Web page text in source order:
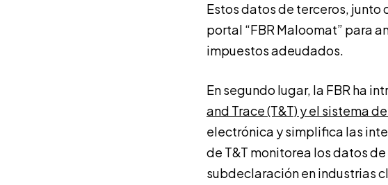
Estos datos de terceros, junto
portal “FBR Maloomat” para
impuestos adeudados.
En segundo lugar, la FBR ha
and Trace (T&T) y el sistema
electrónica y simplifica las
de T&T monitorea los datos
subdeclaración en industrias